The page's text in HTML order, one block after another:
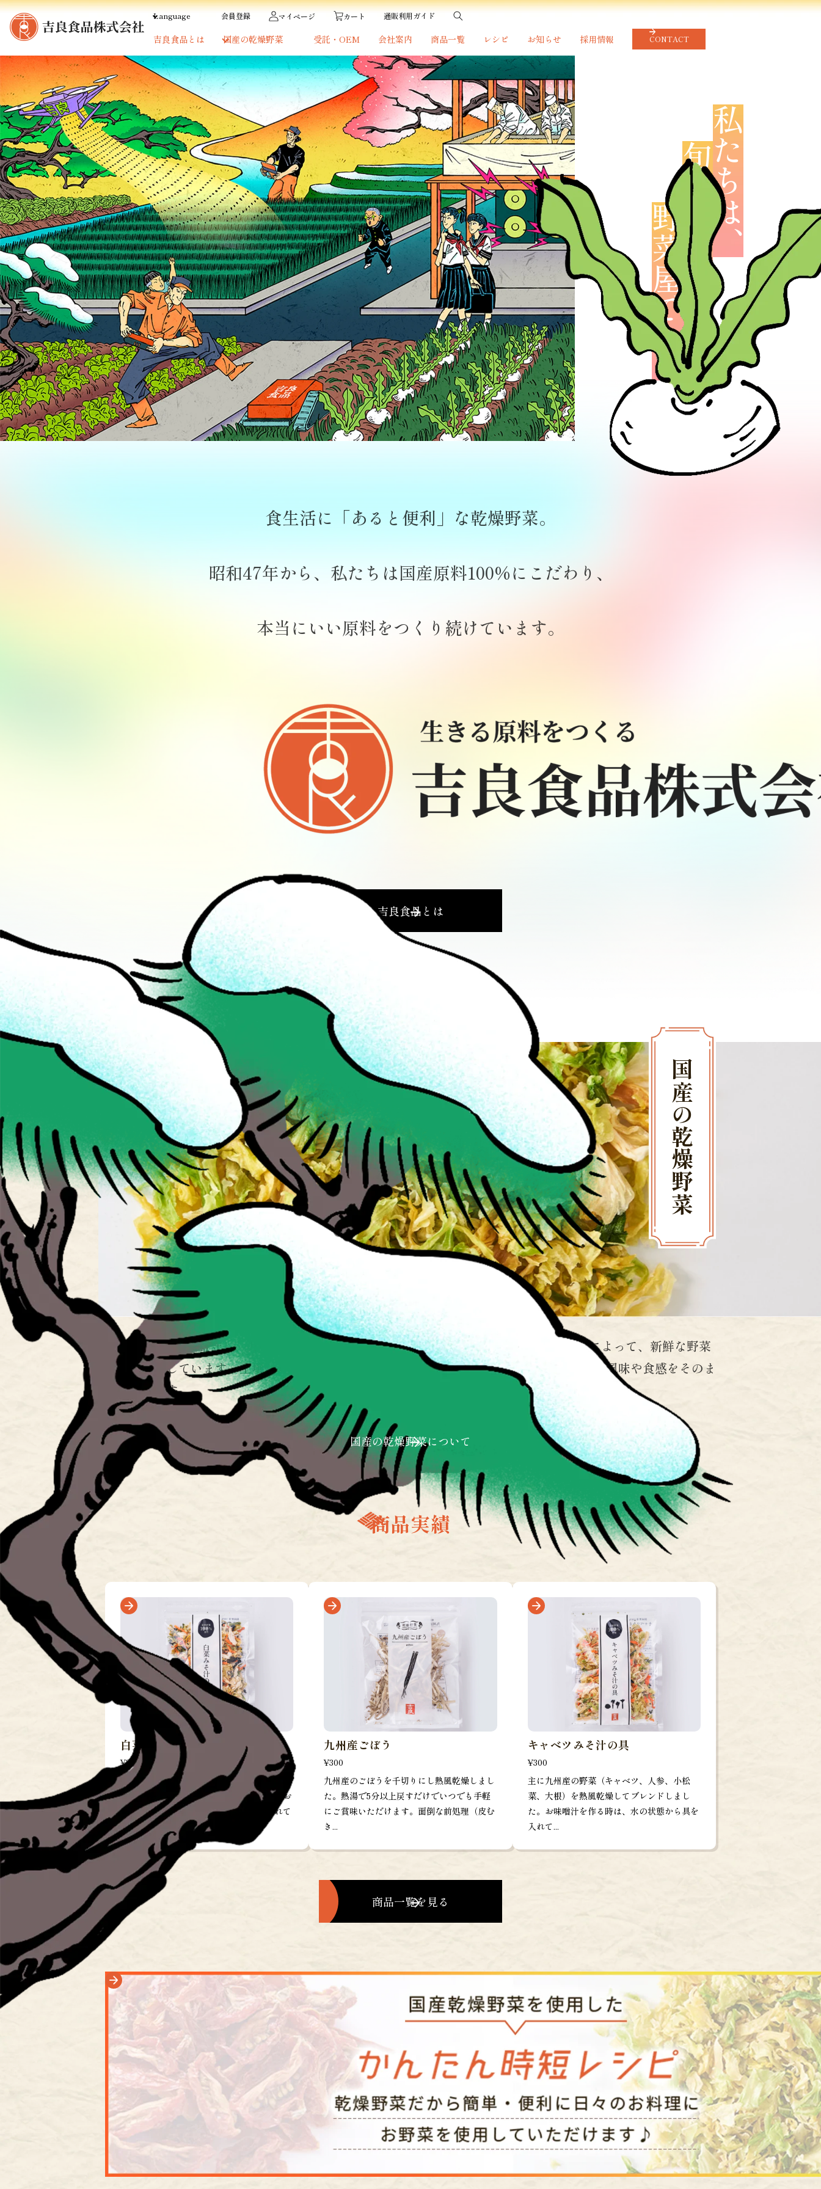
ツ
に
進
む
Language 会員登録 マイページ カート 通販利用ガイド
吉良食品とは 国産の乾燥野菜 受託・OEM 会社案内 商品一覧 レシピ お知らせ 採用情報 CONTACT
私たちは、
旬を作り届ける
野菜屋です。
食生活に「あると便利」な乾燥野菜。
昭和47年から、私たちは国産原料100%にこだわり、
本当にいい原料をつくり続けています。
吉良食品とは
国産の乾燥野菜
「国産100％」を厳守し、九州を中心とした生産者との契約栽培や自社生産を行う原料隊によって、新鮮な野菜
を露地栽培しています。土壌からこだわって作物を育てていくことで、美味しい国産野菜の風味や食感をそのま
ま味わえます。
国産の乾燥野菜について
商品実績
白菜みそ汁の具
¥300
主に九州産の野菜（白菜、人参、小松菜、玉
ねぎ）を熱風乾燥してブレンドしました。お
味噌汁を作る時は、水の状態から具を入れて
下...
九州産ごぼう
¥300
九州産のごぼうを千切りにし熱風乾燥しまし
た。熱湯で5分以上戻すだけでいつでも手軽
にご賞味いただけます。面倒な前処理（皮む
き...
キャベツみそ汁の具
¥300
主に九州産の野菜（キャベツ、人参、小松
菜、大根）を熱風乾燥してブレンドしまし
た。お味噌汁を作る時は、水の状態から具を
入れて...
商品一覧を見る